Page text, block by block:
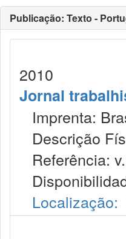
Publicação: Texto -
2010
Jornal
Imprenta:
Descrição
Referência:
Localização: